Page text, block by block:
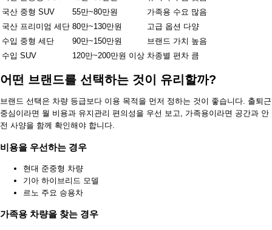
국산 중형 SUV
55만~80만원
가족용 수요 많음
국산 프리미엄 세단 80만~130만원
고급 옵션 다양
수입 중형 세단
90만~150만원
브랜드 가치 높음
수입 SUV
120만~200만원 이상 차종별 편차 큼
어떤 브랜드를 선택하는 것이 유리할까?
브랜드 선택은 차량 등급보다 이용 목적을 먼저 정하는 것이 좋습니다. 출퇴근
중심이라면 월 비용과 유지관리 편의성을 우선 보고, 가족용이라면 공간과 안
전 사양을 함께 확인해야 합니다.
비용을 우선하는 경우
현대 준중형 차량
기아 하이브리드 모델
르노 주요 승용차
가족용 차량을 찾는 경우